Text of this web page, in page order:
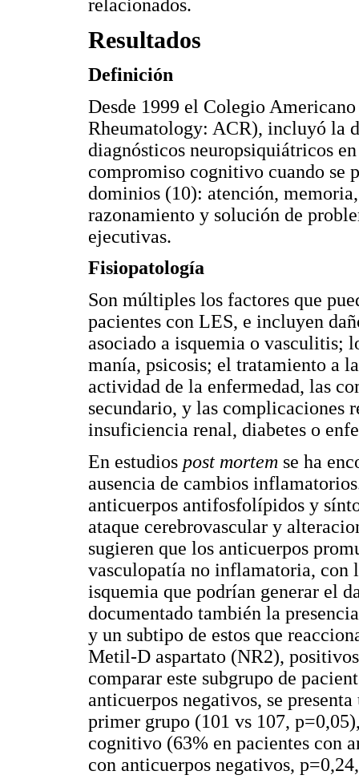
relacionados.
Resultados
Definición
Desde 1999 el Colegio
Rheumatology: ACR), incluyó la
diagnósticos neuropsiquiátricos
compromiso cognitivo cuando se
dominios (10): atención,
razonamiento y solución de
ejecutivas.
Fisiopatología
Son múltiples los factores que
pacientes con LES, e incluyen
asociado a isquemia o vasculitis;
manía, psicosis; el tratamiento a
actividad de la enfermedad, las
secundario, y las complicaciones
insuficiencia renal, diabetes o
En estudios post mortem se ha
ausencia de cambios
anticuerpos antifosfolípidos y
ataque cerebrovascular y
sugieren que los anticuerpos
vasculopatía no inflamatoria, con
isquemia que podrían generar el
documentado también la
y un subtipo de estos que
Metil-D aspartato (NR2),
comparar este subgrupo de
anticuerpos negativos, se
primer grupo (101 vs 107,
cognitivo (63% en pacientes con
con anticuerpos negativos,